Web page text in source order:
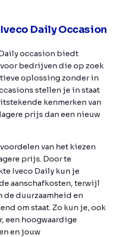
Daily Occasion
occasion biedt
bedrijven die op zoek
oplossing zonder in
stellen je in staat
kenmerken van
prijs dan een nieuw
van het kiezen
prijs. Door te
Iveco Daily kun je
aanschafkosten, terwijl
de duurzaamheid en
om staat. Zo kun je, ook
een hoogwaardige
en jouw